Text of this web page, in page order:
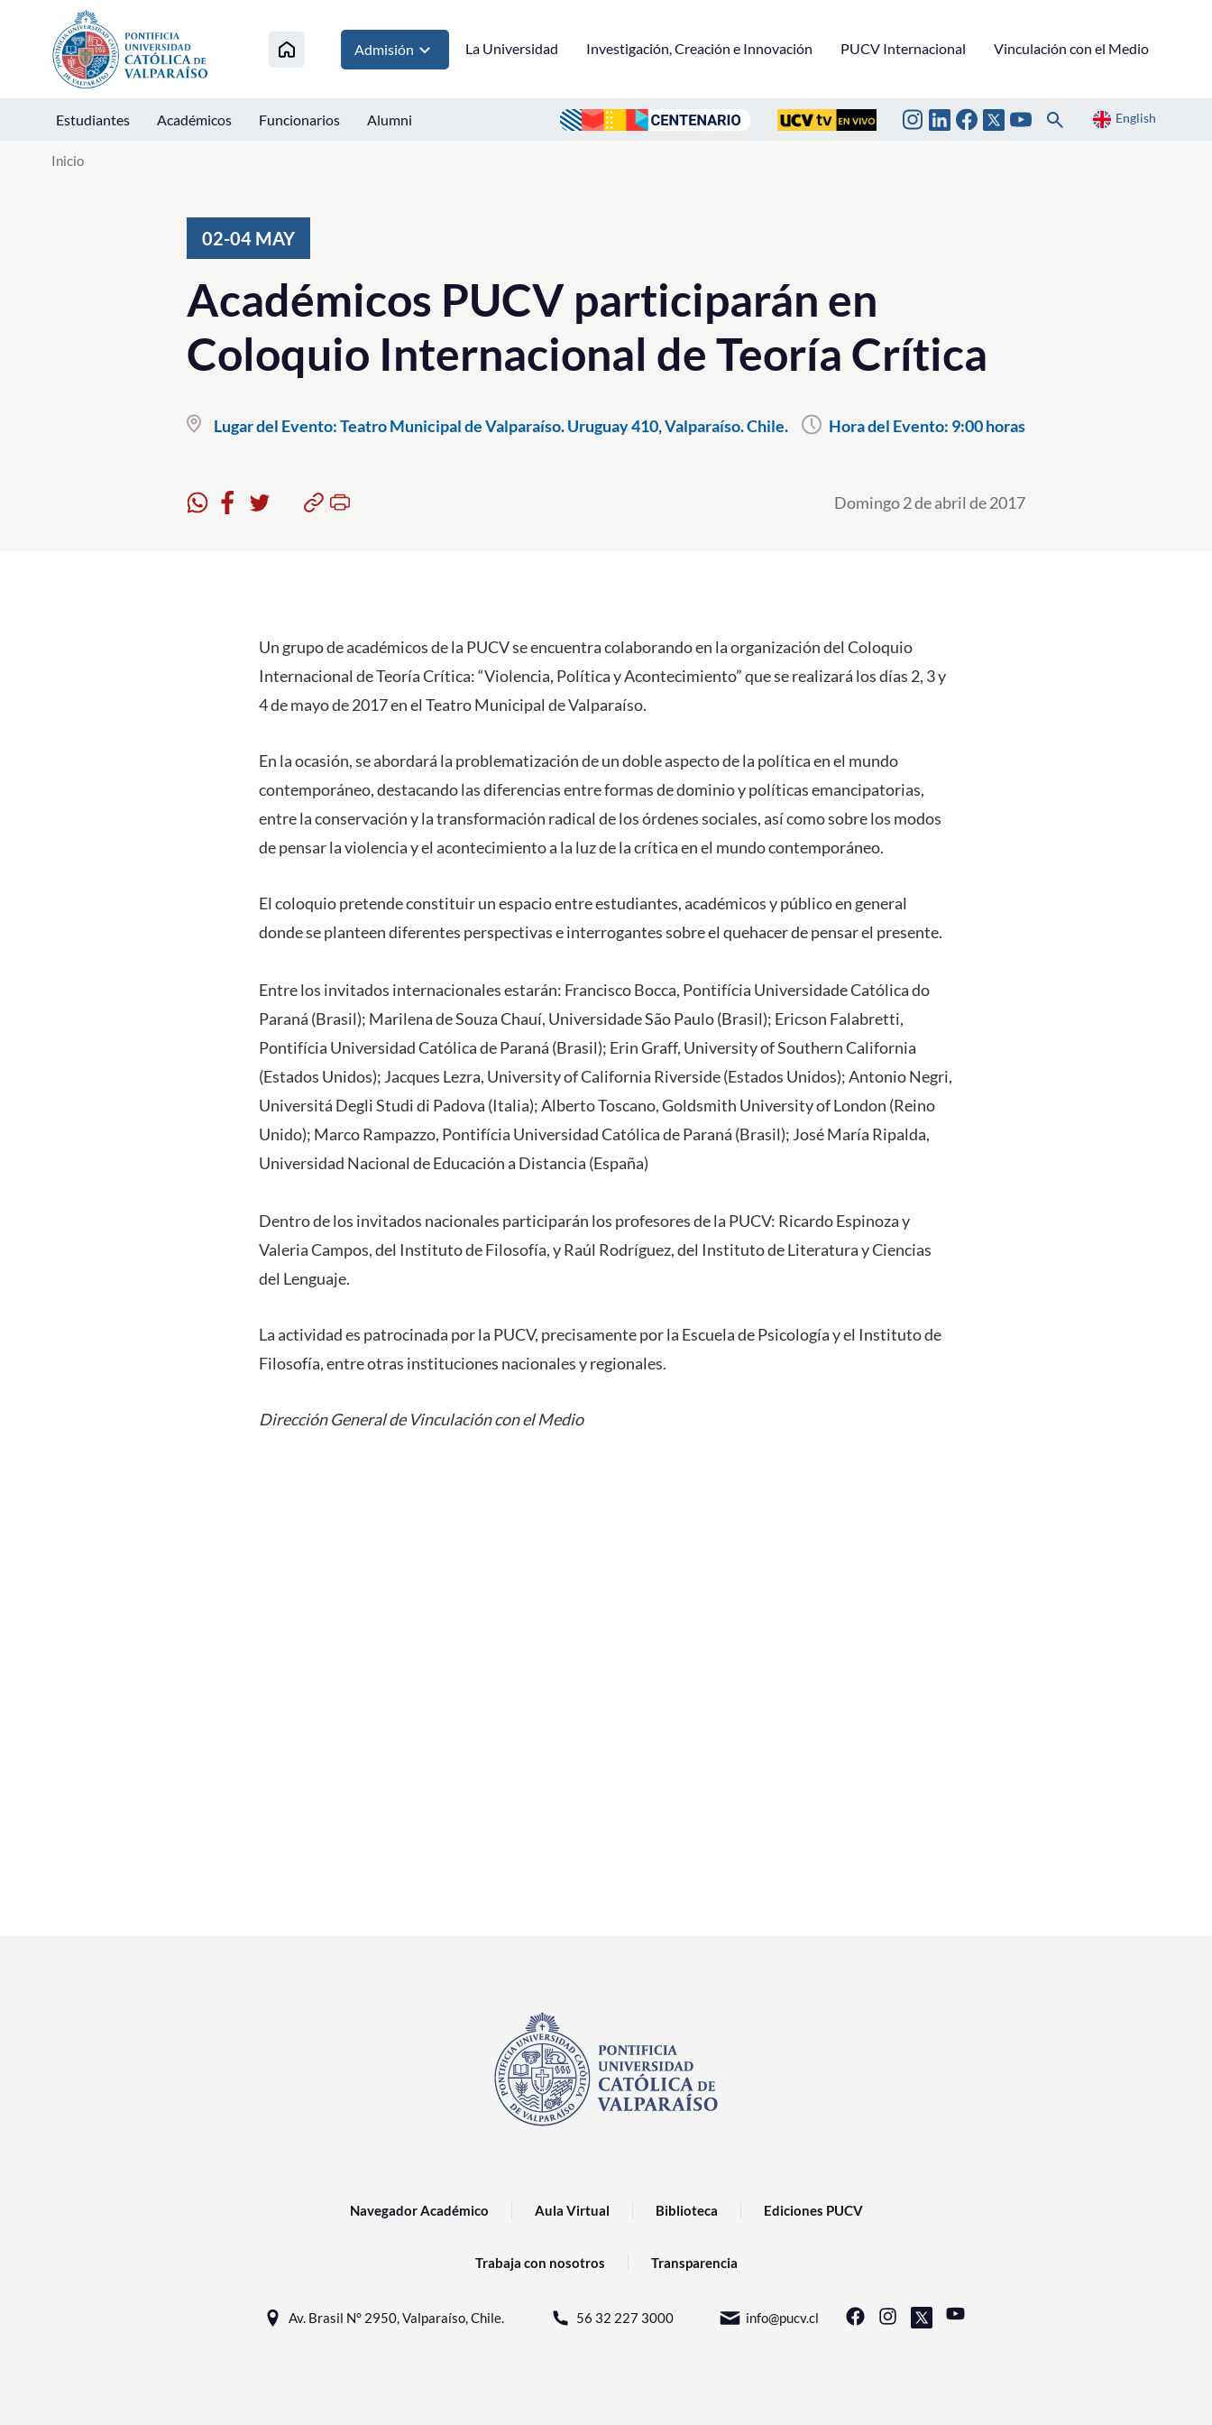
Click acá para ir directamente al contenido
Admisión La Universidad Investigación, Creación e Innovación PUCV Internacional Vinculación con el Medio
Estudiantes Académicos Funcionarios Alumni English
Inicio
02-04 MAY
Académicos PUCV participarán en
Coloquio Internacional de Teoría Crítica
Lugar del Evento:Teatro Municipal de Valparaíso. Uruguay 410, Valparaíso. Chile. Hora del Evento: 9:00 horas
Domingo 2 de abril de 2017
Un grupo de académicos de la PUCV se encuentra colaborando en la organización del Coloquio
Internacional de Teoría Crítica: “Violencia, Política y Acontecimiento” que se realizará los días 2, 3 y
4 de mayo de 2017 en el Teatro Municipal de Valparaíso.
En la ocasión, se abordará la problematización de un doble aspecto de la política en el mundo
contemporáneo, destacando las diferencias entre formas de dominio y políticas emancipatorias,
entre la conservación y la transformación radical de los órdenes sociales, así como sobre los modos
de pensar la violencia y el acontecimiento a la luz de la crítica en el mundo contemporáneo.
El coloquio pretende constituir un espacio entre estudiantes, académicos y público en general
donde se planteen diferentes perspectivas e interrogantes sobre el quehacer de pensar el presente.
Entre los invitados internacionales estarán: Francisco Bocca, Pontifícia Universidade Católica do
Paraná (Brasil); Marilena de Souza Chauí, Universidade São Paulo (Brasil); Ericson Falabretti,
Pontifícia Universidad Católica de Paraná (Brasil); Erin Graff, University of Southern California
(Estados Unidos); Jacques Lezra, University of California Riverside (Estados Unidos); Antonio Negri,
Universitá Degli Studi di Padova (Italia); Alberto Toscano, Goldsmith University of London (Reino
Unido); Marco Rampazzo, Pontifícia Universidad Católica de Paraná (Brasil); José María Ripalda,
Universidad Nacional de Educación a Distancia (España)
Dentro de los invitados nacionales participarán los profesores de la PUCV: Ricardo Espinoza y
Valeria Campos, del Instituto de Filosofía, y Raúl Rodríguez, del Instituto de Literatura y Ciencias
del Lenguaje.
La actividad es patrocinada por la PUCV, precisamente por la Escuela de Psicología y el Instituto de
Filosofía, entre otras instituciones nacionales y regionales.
Dirección General de Vinculación con el Medio
Navegador Académico Aula Virtual Biblioteca Ediciones PUCV
Trabaja con nosotros Transparencia
Av. Brasil N° 2950, Valparaíso, Chile. 56 32 227 3000 info@pucv.cl